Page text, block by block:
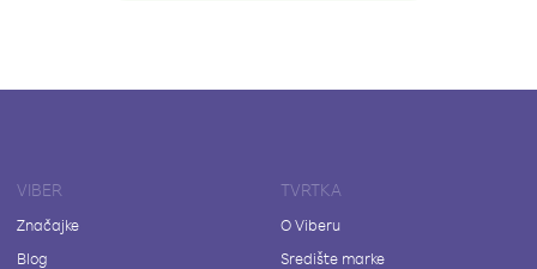
VIBER
Značajke
Blog
TVRTKA
O Viberu
Središte marke